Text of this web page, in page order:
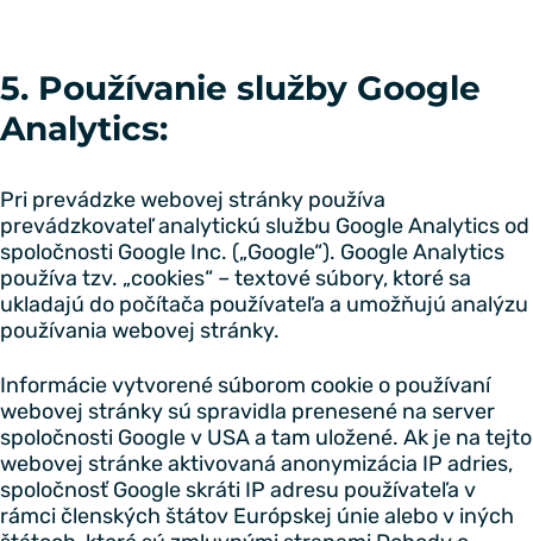
5. Používanie služby Google
Analytics:
Pri prevádzke webovej stránky používa
prevádzkovateľ analytickú službu Google Analytics od
spoločnosti Google Inc. („Google“). Google Analytics
používa tzv. „cookies“ – textové súbory, ktoré sa
ukladajú do počítača používateľa a umožňujú analýzu
používania webovej stránky.
Informácie vytvorené súborom cookie o používaní
webovej stránky sú spravidla prenesené na server
spoločnosti Google v USA a tam uložené. Ak je na tejto
webovej stránke aktivovaná anonymizácia IP adries,
spoločnosť Google skráti IP adresu používateľa v
rámci členských štátov Európskej únie alebo v iných